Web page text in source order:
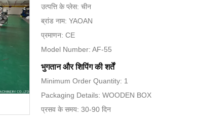
उत्पत्ति के प्लेस: चीन
ब्रांड नाम: YAOAN
प्रमाणन: CE
Model Number: AF-55
भुगतान और शिपिंग की शर्तें
Minimum Order Quantity: 1
Packaging Details: WOODEN BOX
प्रसव के समय: 30-90 दिन